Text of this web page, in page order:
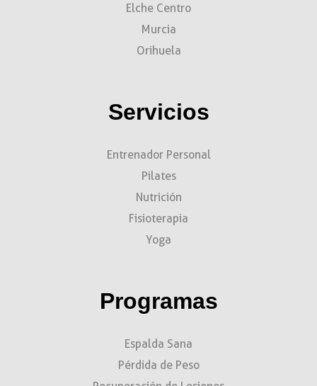
Elche Centro
Murcia
Orihuela
Servicios
Entrenador Personal
Pilates
Nutrición
Fisioterapia
Yoga
Programas
Espalda Sana
Pérdida de Peso